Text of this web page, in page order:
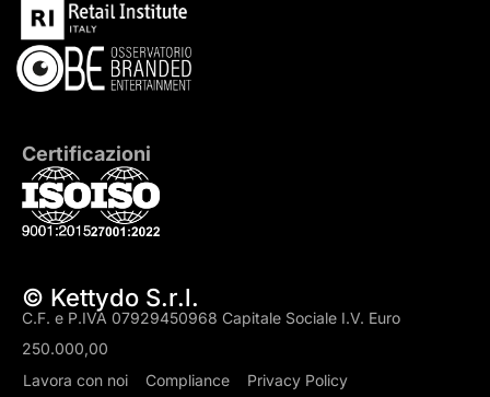
Certificazioni
© Kettydo S.r.l.
C.F. e P.IVA 07929450968 Capitale Sociale I.V. Euro
250.000,00
Lavora con noi
Compliance Privacy Policy